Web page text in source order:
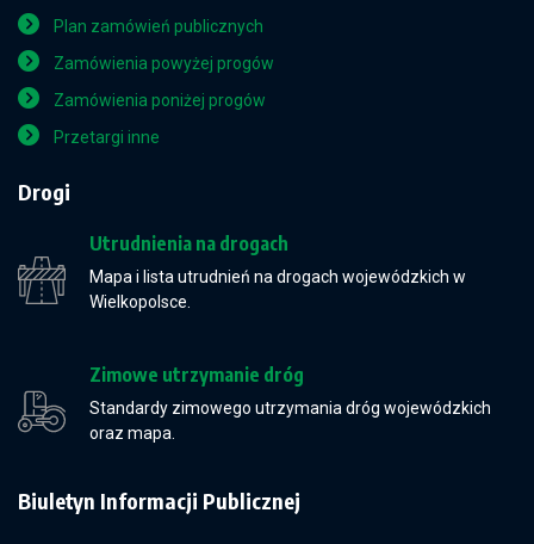
Plan zamówień publicznych
Zamówienia powyżej progów
Zamówienia poniżej progów
Przetargi inne
Drogi
Utrudnienia na drogach
Mapa i lista utrudnień na drogach wojewódzkich w
Wielkopolsce.
Zimowe utrzymanie dróg
Standardy zimowego utrzymania dróg wojewódzkich
oraz mapa.
Biuletyn Informacji Publicznej